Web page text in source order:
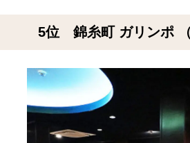
5位 錦糸町 ガリンポ （